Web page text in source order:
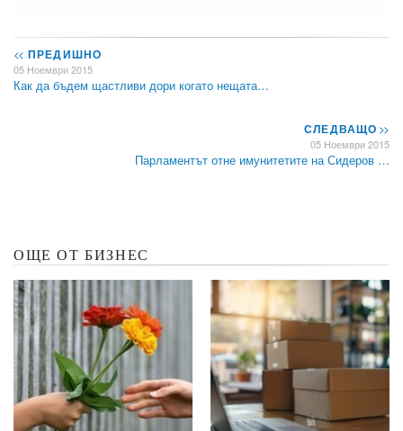
<< ПРЕДИШНО
05 Ноември 2015
Как да бъдем щастливи дори когато нещата…
СЛЕДВАЩО>>
05 Ноември 2015
Парламентът отне имунитетите на Сидеров …
ОЩЕ ОТ БИЗНЕС